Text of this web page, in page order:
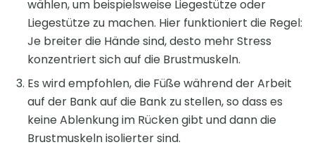
wählen, um beispielsweise Liegestütze oder
Liegestütze zu machen. Hier funktioniert die Regel:
Je breiter die Hände sind, desto mehr Stress
konzentriert sich auf die Brustmuskeln.
Es wird empfohlen, die Füße während der Arbeit
auf der Bank auf die Bank zu stellen, so dass es
keine Ablenkung im Rücken gibt und dann die
Brustmuskeln isolierter sind.